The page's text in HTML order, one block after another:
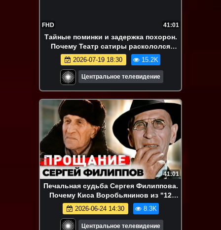
FHD 41:01
Тайные поминки и задержка похорон.
Почему Театр сатиры раскололся
после ухода Ширвиндта
2026-07-19 18:30 15.2K
Центральное телевидение
41:01
Печальная судьба Сергея Филиппова.
Почему Киса Воробьянинов из "12
стульев" ушёл из жизни нищим и
никому не нужным
2026-06-24 14:30 8.3K
Центральное телевидение